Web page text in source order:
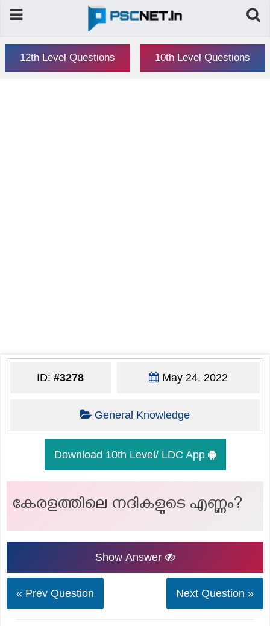
12th Level Questions 10th Level Questions
ID:#3278 May 24, 2022
General Knowledge
Download 10th Level/ LDC App
കേരളത്തിലെ നദികളുടെ എണ്ണം?
Show Answer
« Prev Question Next Question »